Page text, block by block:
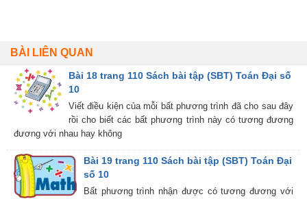
BÀI LIÊN QUAN
Bài 18 trang 110 Sách bài tập (SBT) Toán Đại số
10
Viết điều kiện của mỗi bất phương trình đã cho sau đây
rồi cho biết các bất phương trình này có tương đương
đương với nhau hay không
Bài 19 trang 110 Sách bài tập (SBT) Toán Đại
số 10
Bất phương trình nhận được có tương đương với